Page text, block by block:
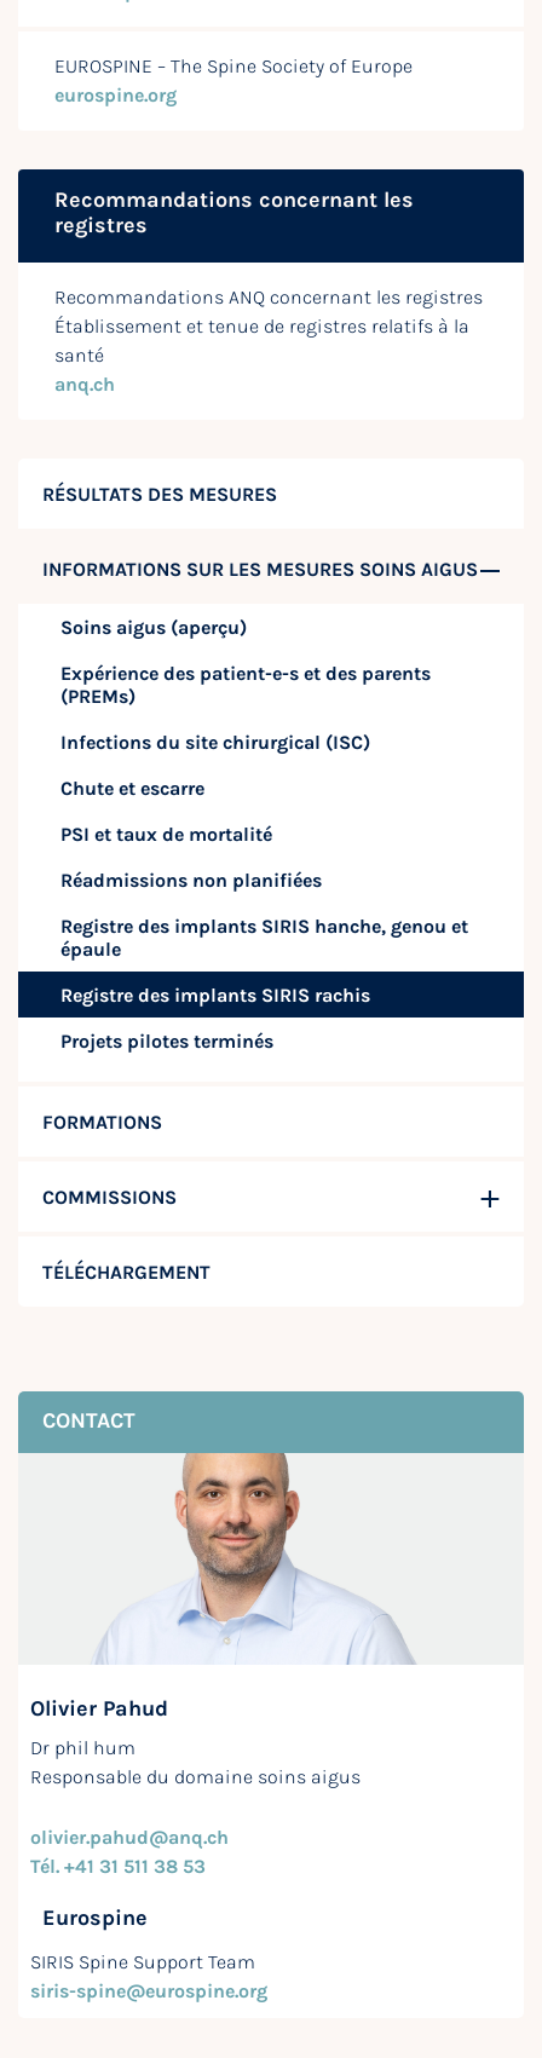
RÉSULTATS DES MESURES
INFORMATIONS SUR LES MESURES SOINS AIGUS
Soins aigus (aperçu)
Expérience des patient-e-s et des parents
(PREMs)
Infections du site chirurgical (ISC)
Chute et escarre
PSI et taux de mortalité
Réadmissions non planifiées
Registre des implants SIRIS hanche, genou et
épaule
Registre des implants SIRIS rachis
Projets pilotes terminés
FORMATIONS
COMMISSIONS
TÉLÉCHARGEMENT
CONTACT
Olivier Pahud
Dr phil hum
Responsable du domaine soins aigus
olivier.pahud@anq.ch
Tél. +41 31 511 38 53
Eurospine
SIRIS Spine Support Team
siris-spine@eurospine.org
EUROSPINE – The Spine Society of Europe
eurospine.org
Recommandations concernant les
registres
Recommandations ANQ concernant les registres
Établissement et tenue de registres relatifs à la
santé
anq.ch